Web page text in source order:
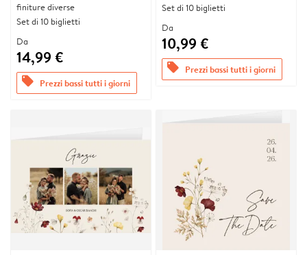
finiture diverse
Set di 10 biglietti
Da
14,99 €
offers Prezzi bassi tutti i giorni
Set di 10 biglietti
Da
10,99 €
offers Prezzi bassi tutti i giorni